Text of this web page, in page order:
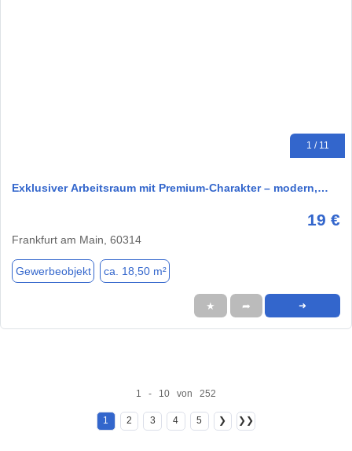
1 / 11
Exklusiver Arbeitsraum mit Premium-Charakter – modern,…
19 €
Frankfurt am Main, 60314
Gewerbeobjekt ca. 18,50 m²
★ ➦ ➜
1 - 10 von 252
1 2 3 4 5 ❯ ❯❯